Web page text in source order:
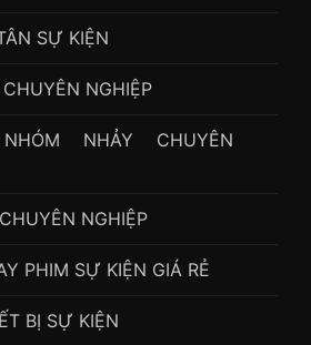
SỰ KIỆN
NGHIỆP
NHẢY CHUYÊN
NGHIỆP
PHIM SỰ KIỆN GIÁ RẺ
BỊ SỰ KIỆN